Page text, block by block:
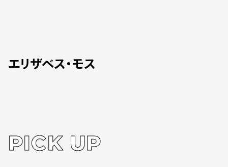
エリザベス・モス
PICK UP